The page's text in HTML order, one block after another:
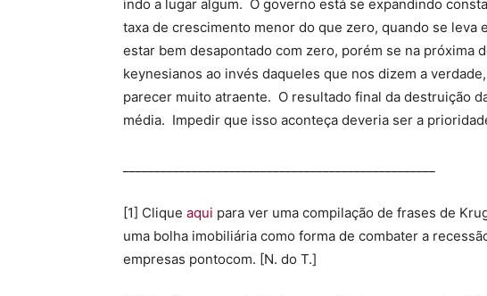
indo a lugar algum. O governo está se expandindo
taxa de crescimento menor do que zero, quando se leva
estar bem desapontado com zero, porém se na próxima
keynesianos ao invés daqueles que nos dizem a
parecer muito atraente. O resultado final da destruição
média. Impedir que isso aconteça deveria ser a
[1] Clique aqui para ver uma compilação de frases de
uma bolha imobiliária como forma de combater a
empresas pontocom. [N. do T.]